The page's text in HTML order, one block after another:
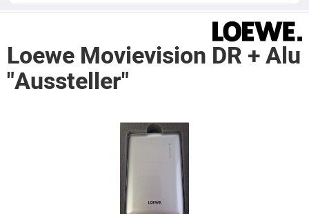
Loewe Movievision DR + Alu
"Aussteller"